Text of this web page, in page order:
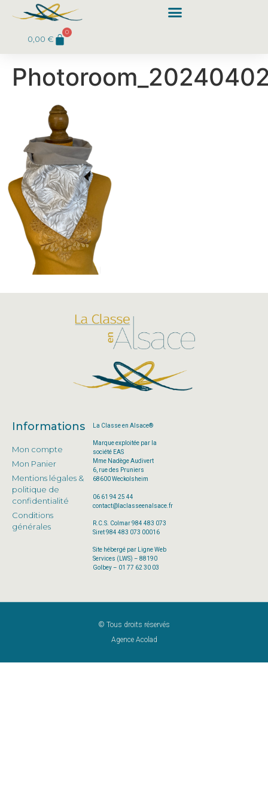
0,00€
0
Informations
Mon compte
Mon Panier
Mentions légales &
politique de
confidentialité
Conditions
générales
La Classe en Alsace®
Marque exploitée par la
société EAS
Mme Nadège Audivert
6, rue des Pruniers
68600 Weckolsheim
06 61 94 25 44
contact@laclasseenalsace.fr
R.C.S. Colmar 984 483 073
Siret 984 483 073 00016
Site hébergé par Ligne Web
Services (LWS) – 88190
Golbey – 01 77 62 30 03
© Tous droits réservés
Agence Acolad